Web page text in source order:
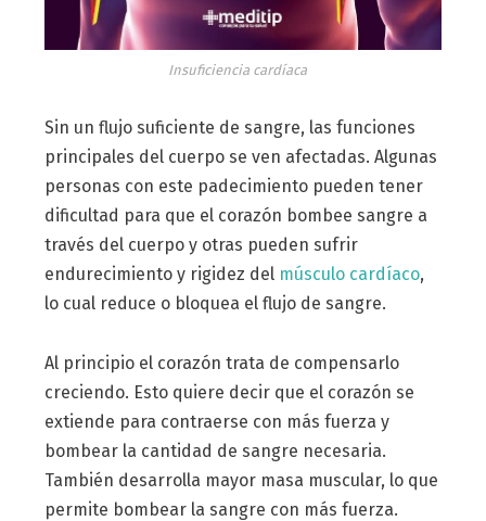
Insuficiencia cardíaca
Sin un flujo suficiente de sangre, las funciones
principales del cuerpo se ven afectadas. Algunas
personas con este padecimiento pueden tener
dificultad para que el corazón bombee sangre a
través del cuerpo y otras pueden sufrir
endurecimiento y rigidez del músculo cardíaco,
lo cual reduce o bloquea el flujo de sangre.
Al principio el corazón trata de compensarlo
creciendo. Esto quiere decir que el corazón se
extiende para contraerse con más fuerza y
bombear la cantidad de sangre necesaria.
También desarrolla mayor masa muscular, lo que
permite bombear la sangre con más fuerza.